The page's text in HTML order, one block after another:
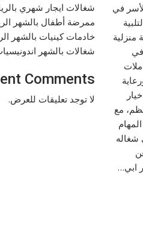
في
منزلية
مع
شغاله
ابي…
شغالات ايجار شهري بالرياض حى
ممرضة أطفال بالشهر الرياض
خادمات كينيات بالشهر الرياض
شغالات بالشهر اندونيسيات في
Comments
لا توجد تعليقات للعرض.